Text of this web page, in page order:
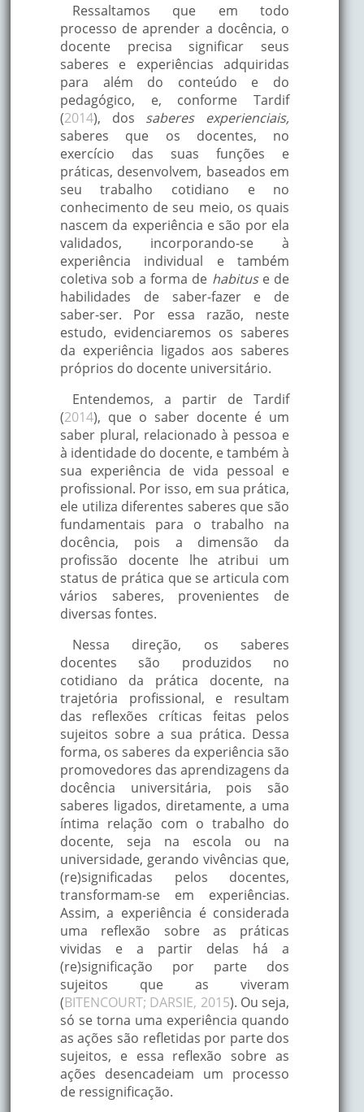
Ressaltamos que em todo
processo de aprender a docência, o
docente precisa significar seus
saberes e experiências adquiridas
para além do conteúdo e do
pedagógico, e, conforme Tardif
(2014), dos saberes experienciais,
saberes que os docentes, no
exercício das suas funções e
práticas, desenvolvem, baseados em
seu trabalho cotidiano e no
conhecimento de seu meio, os quais
nascem da experiência e são por ela
validados, incorporando-se à
experiência individual e também
coletiva sob a forma de habituse de
habilidades de saber-fazer e de
saber-ser. Por essa razão, neste
estudo, evidenciaremos os saberes
da experiência ligados aos saberes
próprios do docente universitário.
Entendemos, a partir de Tardif
(2014), que o saber docente é um
saber plural, relacionado à pessoa e
à identidade do docente, e também à
sua experiência de vida pessoal e
profissional. Por isso, em sua prática,
ele utiliza diferentes saberes que são
fundamentais para o trabalho na
docência, pois a dimensão da
profissão docente lhe atribui um
status de prática que se articula com
vários saberes, provenientes de
diversas fontes.
Nessa direção, os saberes
docentes são produzidos no
cotidiano da prática docente, na
trajetória profissional, e resultam
das reflexões críticas feitas pelos
sujeitos sobre a sua prática. Dessa
forma, os saberes da experiência são
promovedores das aprendizagens da
docência universitária, pois são
saberes ligados, diretamente, a uma
íntima relação com o trabalho do
docente, seja na escola ou na
universidade, gerando vivências que,
(re)significadas pelos docentes,
transformam-se em experiências.
Assim, a experiência é considerada
uma reflexão sobre as práticas
vividas e a partir delas há a
(re)significação por parte dos
sujeitos que as viveram
(BITENCOURT; DARSIE, 2015). Ou seja,
só se torna uma experiência quando
as ações são refletidas por parte dos
sujeitos, e essa reflexão sobre as
ações desencadeiam um processo
de ressignificação.